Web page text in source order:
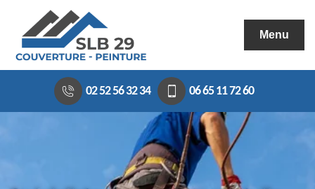
Menu
02 52 56 32 34 06 65 11 72 60